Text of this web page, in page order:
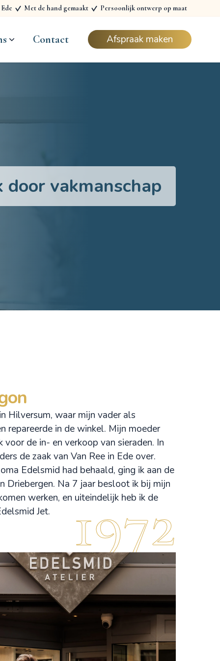
Met de hand gemaakt Persoonlijk ontwerp op maat
Contact Afspraak maken
door vakmanschap
Hilversum, waar mijn vader als
repareerde in de winkel. Mijn moeder
de in- en verkoop van sieraden. In
de zaak van Van Ree in Edeover.
Edelsmid had behaald, ging ik aan de
Driebergen. Na 7 jaar besloot ik bij mijn
werken, en uiteindelijk heb ik de
Jet.
1972